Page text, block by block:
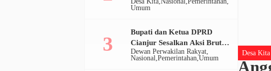
Desa Kita
Umum
Desa, Ratusan Juta Disulap
Dewan Perwakilan Rakyat
Nasional Pemerintahan Umum
Bupati dan Ketua DPRD
Cianjur Sesalkan Aksi Brutal
Oknum Satpol PP di Bomero